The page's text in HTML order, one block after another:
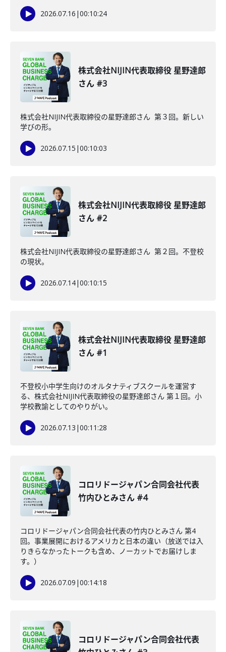
2026.07.16 |00:10:24
株式会社NIJIN代表取締役 星野達郎
さん #3
株式会社NIJIN代表取締役の星野達郎さん 第３回。新しい
学びの形。
2026.07.15 |00:10:03
株式会社NIJIN代表取締役 星野達郎
さん #2
株式会社NIJIN代表取締役の星野達郎さん 第２回。不登校
の現状。
2026.07.14|00:10:15
株式会社NIJIN代表取締役 星野達郎
さん #1
不登校小中学生向けのオルタナティブスクールを運営す
る、株式会社NIJIN代表取締役の星野達郎さん 第１回。小
学校教諭としてのやりがい。
2026.07.13 |00:11:28
コロリドージャパン合同会社代表
竹内ひとみさん #4
コロリドージャパン合同会社代表の竹内ひとみさん 第4
回。事業展開におけるアメリカと日本の違い（放送では入
りきらなかったトークも含め、ノーカットでお届けしま
す。）
2026.07.09 |00:14:18
コロリドージャパン合同会社代表